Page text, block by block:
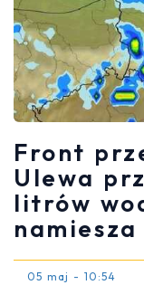
Front
Ulewa
litrów
05 maj - 10:54